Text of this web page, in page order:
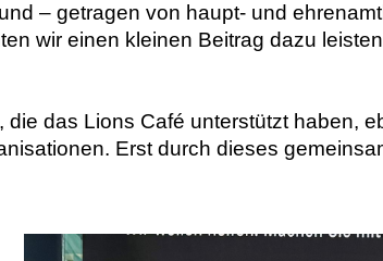
– getragen von haupt- und
wir einen kleinen Beitrag dazu
das Lions Café unterstützt haben,
Erst durch dieses